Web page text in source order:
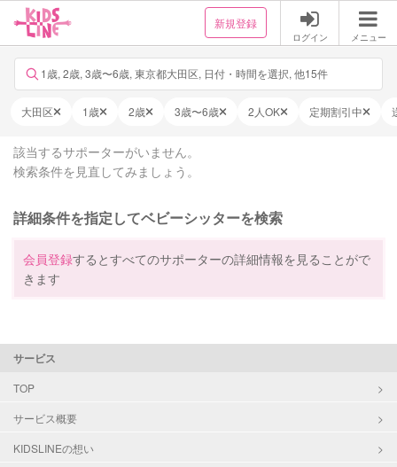
新規登録
ログイン メニュー
1歳, 2歳, 3歳〜6歳, 東京都大田区, 日付・時間を選択, 他15件
大田区 1歳 2歳 3歳〜6歳 2人OK 定期割引中
該当するサポーターがいません。
検索条件を見直してみましょう。
詳細条件を指定してベビーシッターを検索
会員登録するとすべてのサポーターの詳細情報を見ることがで
きます
サービス
TOP
サービス概要
KIDSLINEの想い